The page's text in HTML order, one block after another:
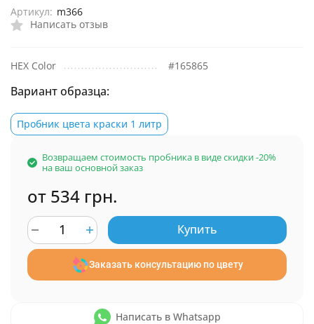
Написать отзыв
Артикул: m366
HEX Color #165865
Вариант образца:
Пробник цвета краски 1 литр
Возвращаем стоимость пробника в виде скидки -20%
на ваш основной заказ
от 534 грн.
Купить
Заказать консультацию по цвету
Написать в Whatsapp